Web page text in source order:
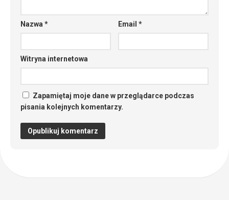
Nazwa* Email*
Witryna internetowa
Zapamiętaj moje dane w przeglądarce podczas
pisania kolejnych komentarzy.